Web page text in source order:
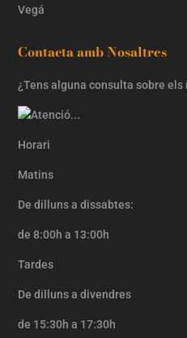
Vegá
Contacta amb Nosaltres
¿Tens alguna consulta sobre
Horari
Matins
De dilluns a dissabtes:
de 8:00h a 13:00h
Tardes
De dilluns a divendres
de 15:30h a 17:30h